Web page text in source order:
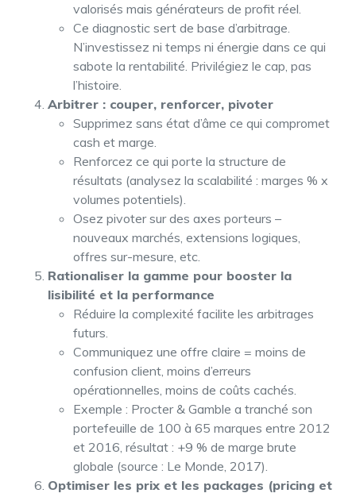
valorisés mais générateurs de profit réel.
Ce diagnostic sert de base d’arbitrage.
N’investissez ni temps ni énergie dans ce qui
sabote la rentabilité. Privilégiez le cap, pas
l’histoire.
Arbitrer : couper, renforcer, pivoter
Supprimez sans état d’âme ce qui compromet
cash et marge.
Renforcez ce qui porte la structure de
résultats (analysez la scalabilité : marges % x
volumes potentiels).
Osez pivoter sur des axes porteurs –
nouveaux marchés, extensions logiques,
offres sur-mesure, etc.
Rationaliser la gamme pour booster la
lisibilité et la performance
Réduire la complexité facilite les arbitrages
futurs.
Communiquez une offre claire = moins de
confusion client, moins d’erreurs
opérationnelles, moins de coûts cachés.
Exemple : Procter & Gamble a tranché son
portefeuille de 100 à 65 marques entre 2012
et 2016, résultat : +9 % de marge brute
globale (source : Le Monde, 2017).
Optimiser les prix et les packages (pricing et